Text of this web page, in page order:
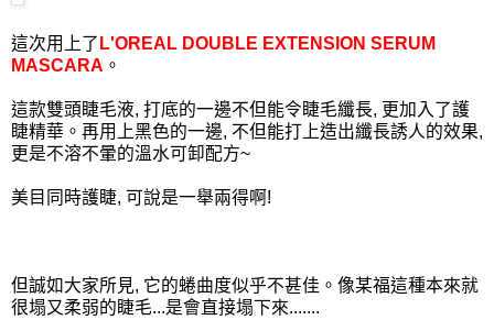
這次用上了 L'OREAL DOUBLE EXTENSION SERUM
MASCARA 。
這款雙頭睫毛液, 打底的一邊不但能令睫毛纖長, 更加入了護
睫精華。再用上黑色的一邊, 不但能打上造出纖長誘人的效果,
更是不溶不暈的溫水可卸配方~
美目同時護睫, 可說是一舉兩得啊!
但誠如大家所見, 它的蜷曲度似乎不甚佳。像某福這種本來就
很塌又柔弱的睫毛...是會直接塌下來.......